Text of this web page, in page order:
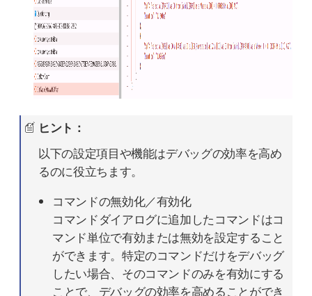
ヒント：
以下の設定項目や機能はデバッグの効率を高め
るのに役立ちます。
コマンドの無効化／有効化
コマンドダイアログに追加したコマンドはコ
マンド単位で有効または無効を設定すること
ができます。特定のコマンドだけをデバッグ
したい場合、そのコマンドのみを有効にする
ことで、デバッグの効率を高めることができ